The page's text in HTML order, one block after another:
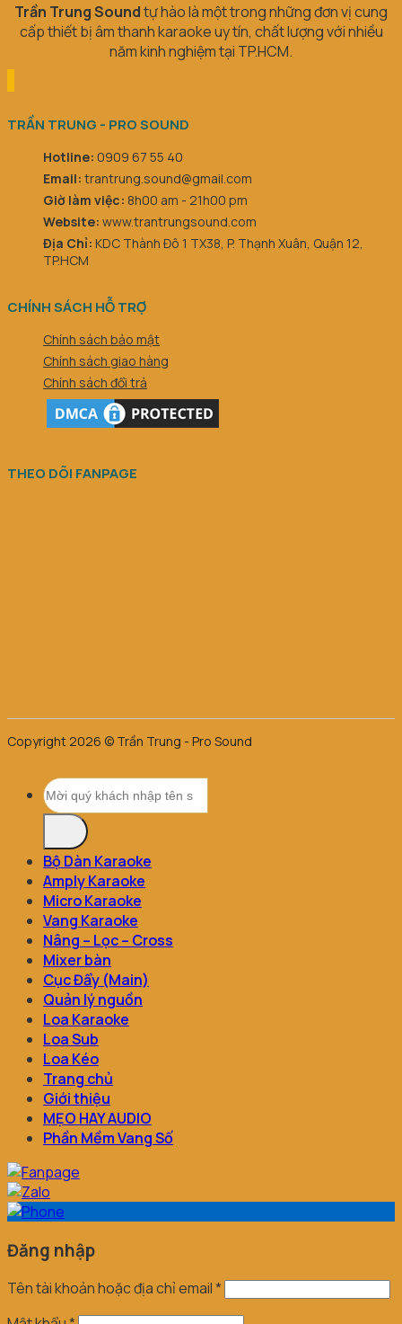
Trần Trung Soundtự hào là một trong những đơn vị cung
cấp thiết bị âm thanh karaoke uy tín, chất lượng với nhiều
năm kinh nghiệm tại TP.HCM.
TRẦN TRUNG - PRO SOUND
Hotline: 0909 67 55 40
Email: trantrung.sound@gmail.com
Giờ làm việc: 8h00 am - 21h00 pm
Website: www.trantrungsound.com
Địa Chỉ: KDC Thành Đô 1 TX38, P. Thạnh Xuân, Quận 12,
TP.HCM
CHÍNH SÁCH HỖ TRỢ
Chính sách bảo mật
Chính sách giao hàng
Chính sách đổi trả
THEO DÕI FANPAGE
Copyright 2026 © Trần Trung - Pro Sound
Tìm
kiếm:
Bộ Dàn Karaoke
Amply Karaoke
Micro Karaoke
Vang Karaoke
Nâng – Lọc – Cross
Mixer bàn
Cục Đẩy (Main)
Quản lý nguồn
Loa Karaoke
Loa Sub
Loa Kéo
Trang chủ
Giới thiệu
MẸO HAY AUDIO
Phần Mềm Vang Số
Đăng nhập
Tên tài khoản hoặc địa chỉ email*